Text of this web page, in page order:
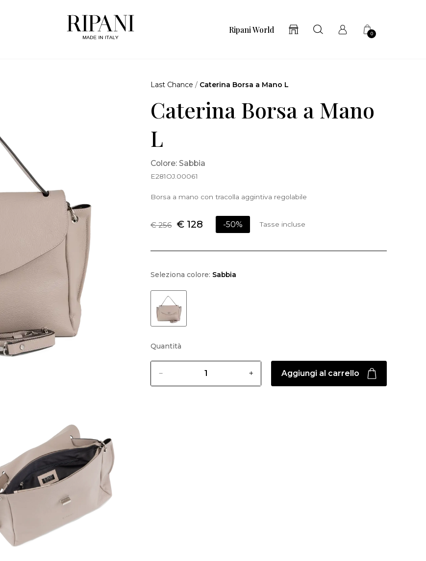
Ripani World 0
Last Chance / Caterina Borsa a Mano L
Caterina Borsa a Mano
L
Colore: Sabbia
E281OJ.00061
Borsa a mano con tracolla aggintiva regolabile
€ 256 € 128 -50% Tasse incluse
Seleziona colore: Sabbia
Quantità
Aggiungi al carrello